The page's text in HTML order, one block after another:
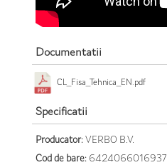
Documentatii
CL_Fisa_Tehnica_EN.pdf
Specificatii
Producator: VERBO B.V.
Cod de bare: 6424066016937